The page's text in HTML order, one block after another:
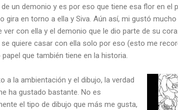
un demonio y es por eso que tiene esa flor en el
gira en torno a ella y Siva. Aún así, mi gustó
ver con ella y el demonio que le dio parte de su
quiere casar con ella solo por eso (esto me
papel que también tiene en la historia.
a la ambientación y el dibujo, la verdad
ha gustado bastante. No es
el tipo de dibujo que más me gusta,